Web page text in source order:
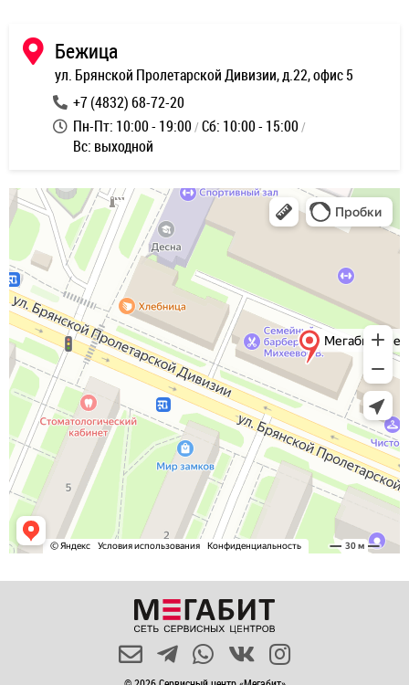
Бежица
ул. Брянской Пролетарской Дивизии, д.22, офис 5
+7 (4832) 68-72-20
Пн-Пт: 10:00 - 19:00 Сб: 10:00 - 15:00
Вс: выходной